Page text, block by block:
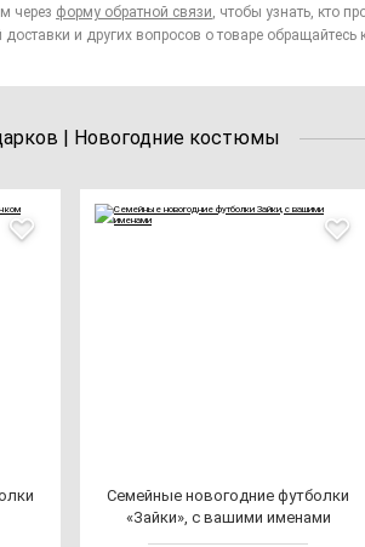
через форму обратной связи, чтобы узнать, кто
и других вопросов о товаре обращайтесь
| Новогодние костюмы
Семей­ные но­во­год­ние фут­бол­ки
«Зай­ки», с ва­ши­ми име­на­ми